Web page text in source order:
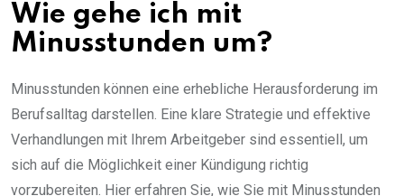
Wie gehe ich mit
Minusstunden um?
Minusstunden können eine erhebliche Herausforderung im
Berufsalltag darstellen. Eine klare Strategie und effektive
Verhandlungen mit Ihrem Arbeitgeber sind essentiell, um
sich auf die Möglichkeit einer Kündigung richtig
vorzubereiten. Hier erfahren Sie, wie Sie mit Minusstunden